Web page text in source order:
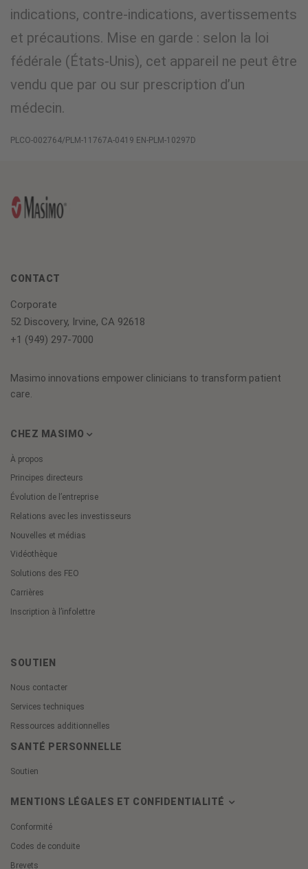
indications, contre-indications, avertissements
et précautions. Mise en garde : selon la loi
fédérale (États-Unis), cet appareil ne peut être
vendu que par ou sur prescription d’un
médecin.
PLCO-002764/PLM-11767A-0419 EN-PLM-10297D
CONTACT
Corporate
52 Discovery, Irvine, CA 92618
+1 (949) 297-7000
Masimo innovations empower clinicians to transform patient
care.
CHEZ MASIMO
À propos
Principes directeurs
Évolution de l’entreprise
Relations avec les investisseurs
Nouvelles et médias
Vidéothèque
Solutions des FEO
Carrières
Inscription à l’infolettre
SOUTIEN
Nous contacter
Services techniques
Ressources additionnelles
SANTÉ PERSONNELLE
Soutien
MENTIONS LÉGALES ET CONFIDENTIALITÉ
Conformité
Codes de conduite
Brevets